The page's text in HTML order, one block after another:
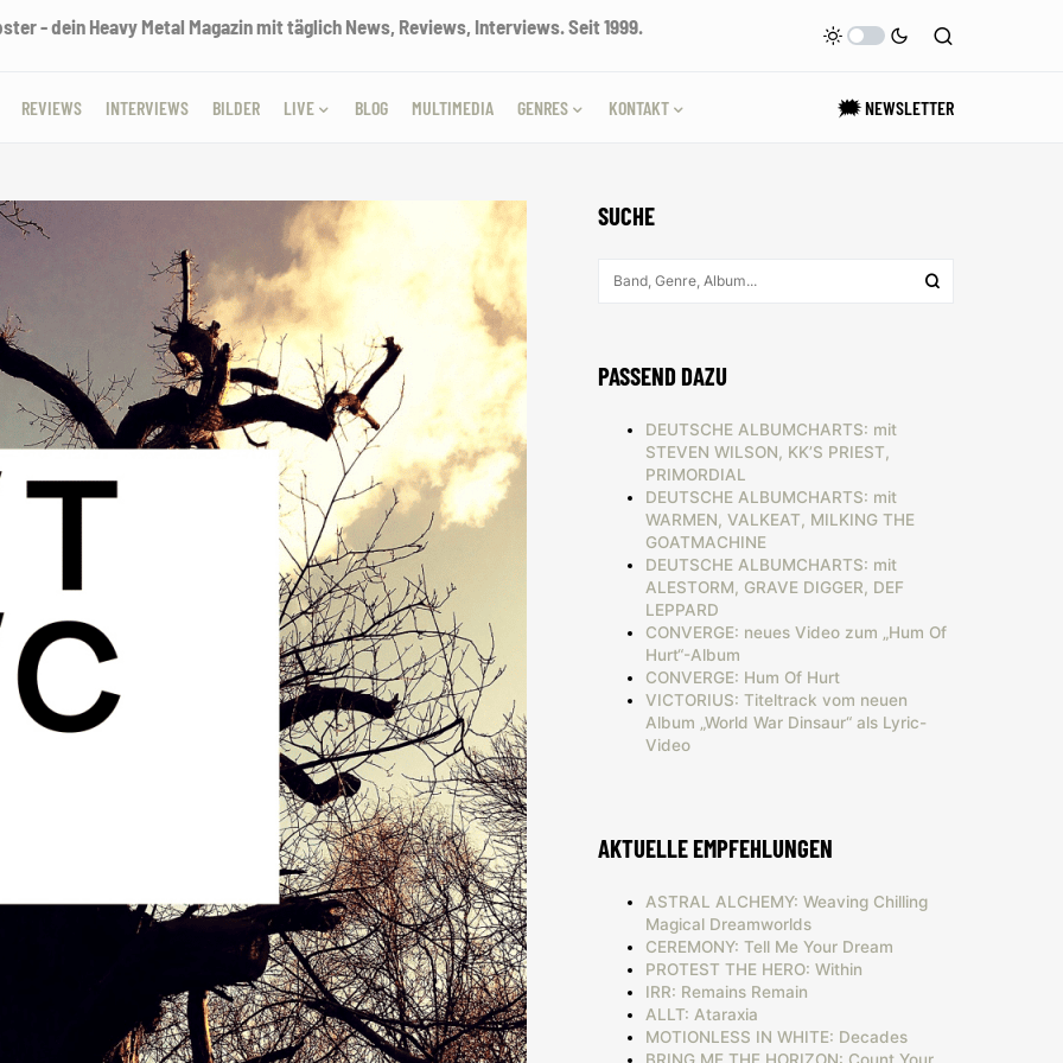
- dein Heavy Metal Magazin mit täglich News, Reviews, Interviews. Seit 1999.
REVIEWS INTERVIEWS BILDER LIVE BLOG MULTIMEDIA GENRES KONTAKT 🗯 NEWSLETTER
SUCHE
PASSEND DAZU
DEUTSCHE ALBUMCHARTS: mit
STEVEN WILSON, KK’S PRIEST,
PRIMORDIAL
DEUTSCHE ALBUMCHARTS: mit
WARMEN, VALKEAT, MILKING THE
GOATMACHINE
DEUTSCHE ALBUMCHARTS: mit
ALESTORM, GRAVE DIGGER, DEF
LEPPARD
CONVERGE: neues Video zum „Hum Of
Hurt“-Album
CONVERGE: Hum Of Hurt
VICTORIUS: Titeltrack vom neuen
Album „World War Dinsaur“ als Lyric-
Video
AKTUELLE EMPFEHLUNGEN
ASTRAL ALCHEMY: Weaving Chilling
Magical Dreamworlds
CEREMONY: Tell Me Your Dream
PROTEST THE HERO: Within
IRR: Remains Remain
ALLT: Ataraxia
MOTIONLESS IN WHITE: Decades